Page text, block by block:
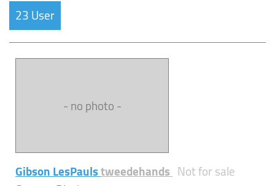
23 User
- no photo -
Gibson LesPaulstweedehands Not for sale